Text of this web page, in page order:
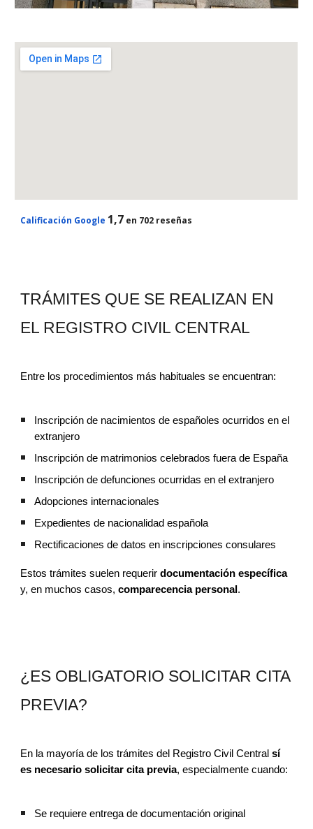
Calificación Google 1,7 en 702 reseñas
TRÁMITES QUE SE REALIZAN EN
EL REGISTRO CIVIL CENTRAL
Entre los procedimientos más habituales se encuentran:
Inscripción de nacimientos de españoles ocurridos en el
extranjero
Inscripción de matrimonios celebrados fuera de España
Inscripción de defunciones ocurridas en el extranjero
Adopciones internacionales
Expedientes de nacionalidad española
Rectificaciones de datos en inscripciones consulares
Estos trámites suelen requerirdocumentación específica
y, en muchos casos,comparecencia personal .
¿ES OBLIGATORIO SOLICITAR CITA
PREVIA?
En la mayoría de los trámites del Registro Civil Centralsí
es necesario solicitar cita previa, especialmente cuando:
Se requiere entrega de documentación original